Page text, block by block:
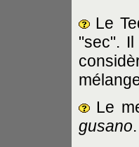
Le
"sec".
Le
gusano.